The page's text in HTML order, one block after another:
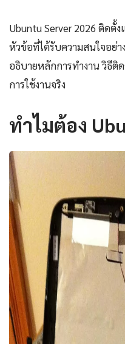
Ubuntu Server 2026 ติดตั้
หัวข้อที่ได้รับความสนใจอย่
อธิบายหลักการทำงาน วิธีติ
การใช้งานจริง
ทำไมต้อง